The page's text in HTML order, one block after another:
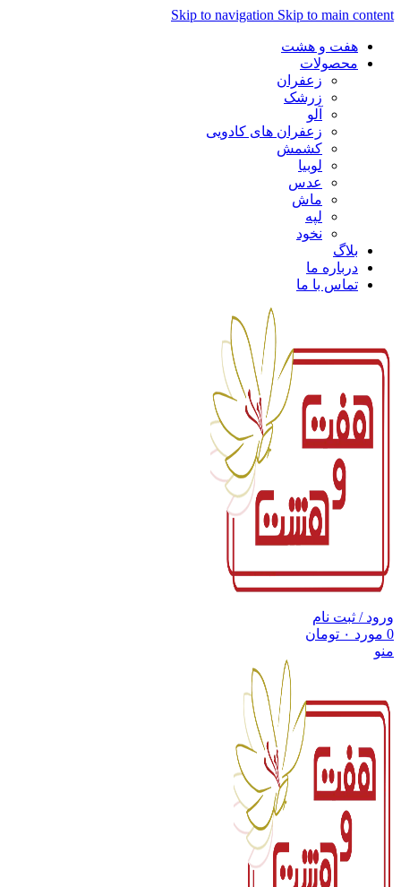
Skip to navigation Skip to main content
هفت و هشت
محصولات
زعفران
زرشک
آلو
زعفران های کادویی
کشمش
لوبیا
عدس
ماش
لپه
نخود
بلاگ
درباره ما
تماس با ما
ورود / ثبت نام
0 مورد ۰ تومان
منو